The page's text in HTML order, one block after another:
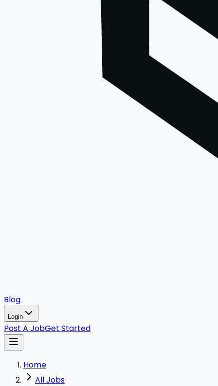
Blog
Login
Post A JobGet Started
Home
All Jobs